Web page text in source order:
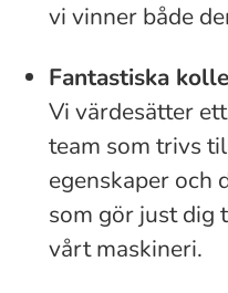
vi vinner både
Fantastiska
Vi värdesätter
team som trivs
egenskaper och
som gör just dig
vårt maskineri.